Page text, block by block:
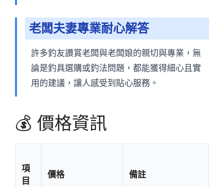
老闆夫妻專業耐心解答
許多釣友讚賞老闆與老闆娘的親切與專業，無
論是釣具選購或釣法問題，都能獲得細心且實
用的建議，讓人感受到貼心服務。
💰 價格資訊
項
目
價格 備註